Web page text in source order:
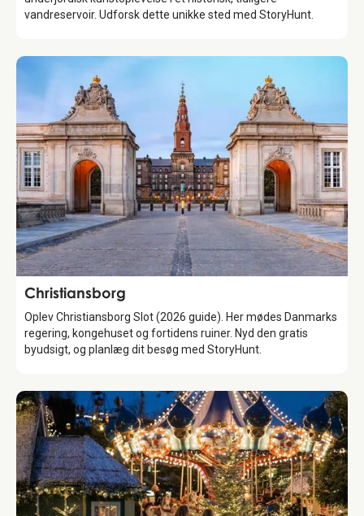
vandreservoir. Udforsk dette unikke sted med StoryHunt.
Attraction
Christiansborg
Oplev Christiansborg Slot (2026 guide). Her mødes Danmarks
regering, kongehuset og fortidens ruiner. Nyd den gratis
byudsigt, og planlæg dit besøg med StoryHunt.